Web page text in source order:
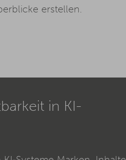
erstellen.
in KI-